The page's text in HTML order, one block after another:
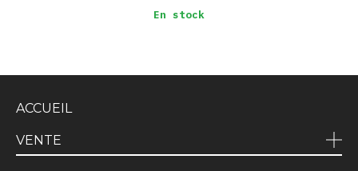
En stock
ACCUEIL
VENTE